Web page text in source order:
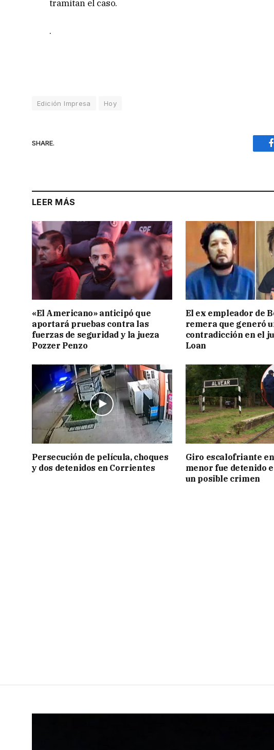
tramitan el caso.
.
Edición Impresa Hoy
SHARE.
LEER MÁS
«El Americano» anticipó que
aportará pruebas contra las
fuerzas de seguridad y la jueza
Pozzer Penzo
El ex empleador de
remera que generó
contradicción en el
Loan
Persecución de película, choques
y dos detenidos en Corrientes
Giro escalofriante
menor fue detenido
un posible crimen